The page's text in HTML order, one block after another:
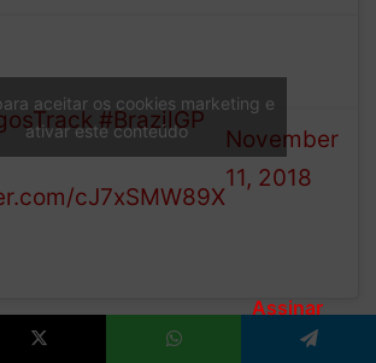
!#BrazilGP
cJ7xSMW89X
(@F1)
November
11, 2018
aceitar os cookies marketing e
ativar este conteúdo
Assinar